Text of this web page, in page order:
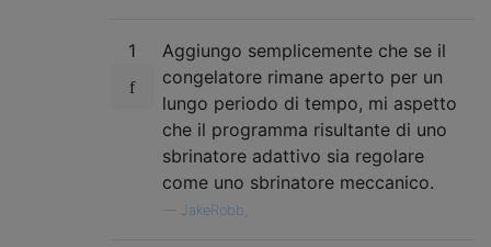
1
Aggiungo semplicemente che se il
congelatore rimane aperto per un
lungo periodo di tempo, mi aspetto
che il programma risultante di uno
sbrinatore adattivo sia regolare
come uno sbrinatore meccanico.
JakeRobb,